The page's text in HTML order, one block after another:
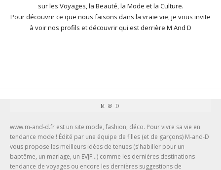
sur les Voyages, la Beauté, la Mode et la Culture.
Pour découvrir ce que nous faisons dans la vraie vie, je vous invite
à voir nos profils et découvrir qui est derrière M And D
M & D
www.m-and-d.fr est un site mode, fashion, déco. Pour vivre sa vie en
tendance mode ! Édité par une équipe de filles (et de garçons) M-and-D
vous propose les meilleurs idées de tenues (s'habiller pour un
baptême, un mariage, un EVJF...) comme les dernières destinations
tendance de voyages ou encore les dernières suggestions de